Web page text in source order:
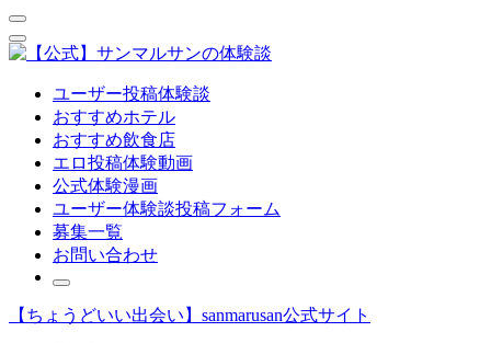
ユーザー投稿体験談
おすすめホテル
おすすめ飲食店
エロ投稿体験動画
公式体験漫画
ユーザー体験談投稿フォーム
募集一覧
お問い合わせ
【ちょうどいい出会い】sanmarusan公式サイト